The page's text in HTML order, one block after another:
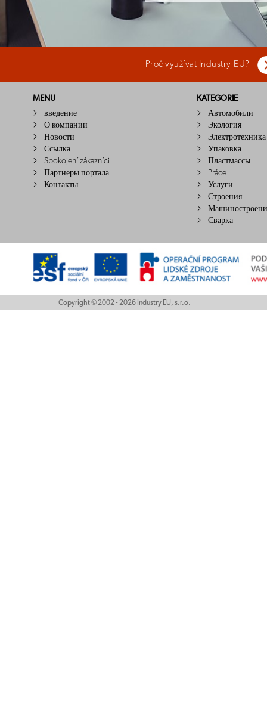
Proč využívat Industry-EU?
MENU
введение
О компании
Новости
Ссылка
Spokojení zákazníci
Партнеры портала
Контакты
KATEGORIE
Автомобили
Экология
Электротехника
Упаковка
Пластмассы
Práce
Услуги
Строения
Сварка
Copyright © 2002 - 2026 Industry EU, s.r.o.